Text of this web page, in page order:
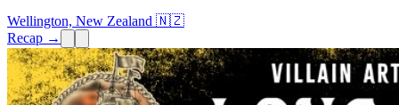
Wellington, New Zealand 🇳🇿
Recap →